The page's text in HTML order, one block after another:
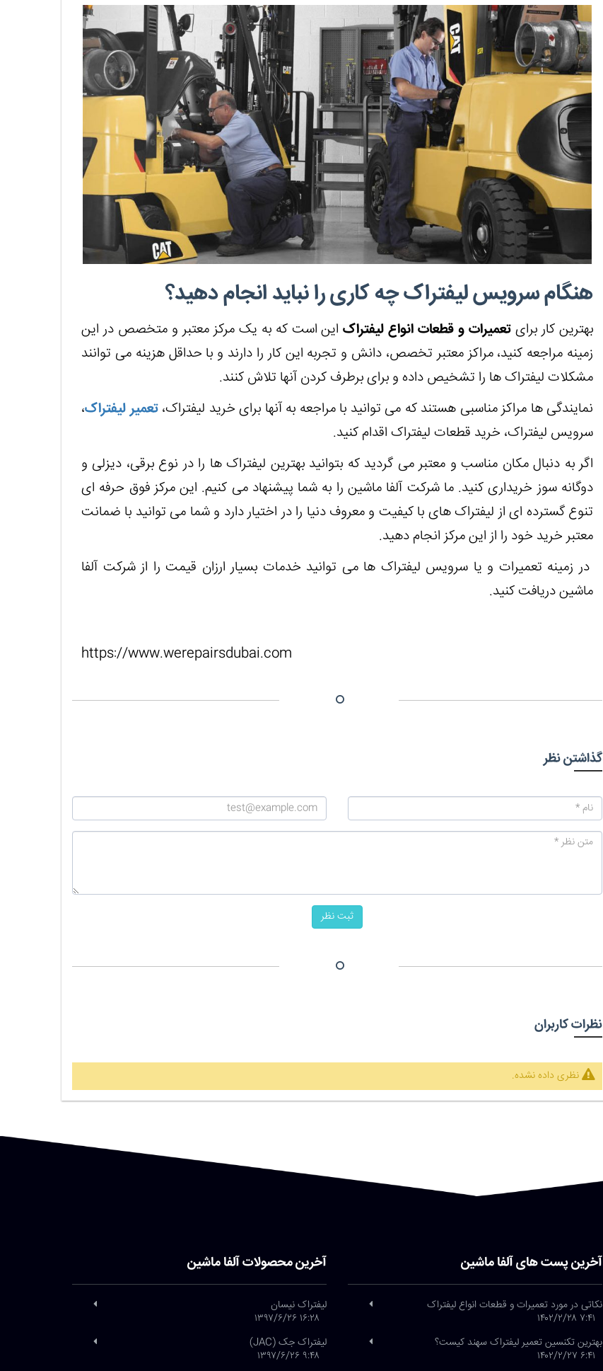
هنگام سرویس لیفتراک چه کاری را نباید انجام دهید؟
بهترین کار برایتعمیرات و قطعات انواع لیفتراکاین است که به یک مرکز معتبر و متخصص در این
زمینه مراجعه کنید، مراکز معتبر تخصص، دانش و تجربه این کار را دارند و با حداقل هزینه می توانند
مشکلات لیفتراک ها را تشخیص داده و برای برطرف کردن آنها تلاش کنند.
نمایندگی ها مراکز مناسبی هستند که می توانید با مراجعه به آنها برای خرید لیفتراک،تعمیر لیفتراک،
سرویس لیفتراک، خرید قطعات لیفتراک اقدام کنید.
اگر به دنبال مکان مناسب و معتبر می گردید که بتوانید بهترین لیفتراک ها را در نوع برقی، دیزلی و
دوگانه سوز خریداری کنید. ما شرکت آلفا ماشین را به شما پیشنهاد می کنیم. این مرکز فوق حرفه ای
تنوع گسترده ای از لیفتراک های با کیفیت و معروف دنیا را در اختیار دارد و شما می توانید با ضمانت
معتبر خرید خود را از این مرکز انجام دهید.
در زمینه تعمیرات و یا سرویس لیفتراک ها می توانید خدمات بسیار ارزان قیمت را از شرکت آلفا
ماشین دریافت کنید.
https://www.werepairsdubai.com
گذاشتن نظر
ثبت نظر
نظرات کاربران
نظری داده نشده.
آخرین پست های آلفا ماشین
نکاتی در مورد تعمیرات و قطعات انواع لیفتراک
۷:۴۱ ۱۴۰۲/۲/۲۸
بهترین تکنسین تعمیر لیفتراک سهند کیست؟
۶:۴۱ ۱۴۰۲/۲/۲۷
آخرین محصولات آلفا ماشین
لیفتراک نیسان
۱۶:۲۸ ۱۳۹۷/۶/۲۶
لیفتراک جک (JAC)
۹:۴۸ ۱۳۹۷/۶/۲۶